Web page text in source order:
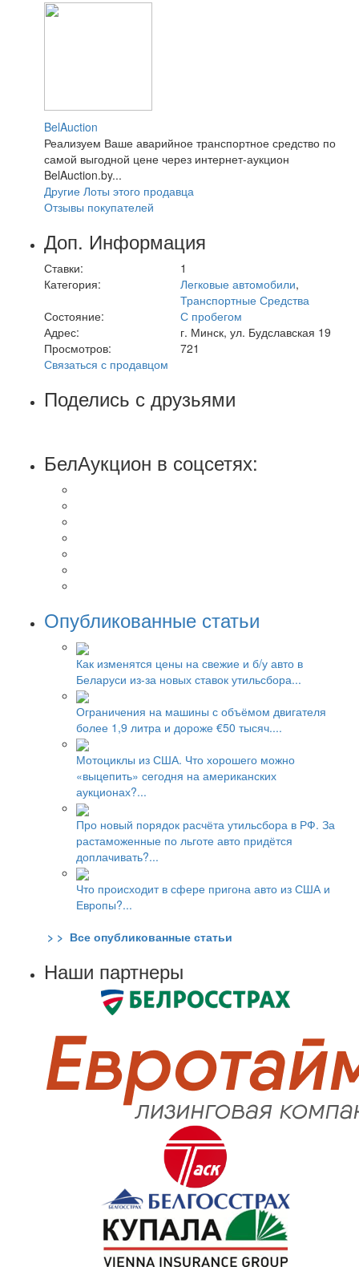
BelAuction
Реализуем Ваше аварийное транспортное средство по
самой выгодной цене через интернет-аукцион
BelAuction.by...
Другие Лоты этого продавца
Отзывы покупателей
Доп. Информация
Ставки:
1
Категория:
Легковые автомобили,
Транспортные Средства
Состояние:
С пробегом
Адрес:
г. Минск, ул. Будславская 19
Просмотров:
721
Связаться с продавцом
Поделись с друзьями
БелАукцион в соцсетях:
Опубликованные статьи
Как изменятся цены на свежие и б/у авто в
Беларуси из-за новых ставок утильсбора...
Ограничения на машины с объёмом двигателя
более 1,9 литра и дороже €50 тысяч....
Мотоциклы из США. Что хорошего можно
«выцепить» сегодня на американских
аукционах?...
Про новый порядок расчёта утильсбора в РФ. За
растаможенные по льготе авто придётся
доплачивать?...
Что происходит в сфере пригона авто из США и
Европы?...
> > Все опубликованные статьи
Наши партнеры